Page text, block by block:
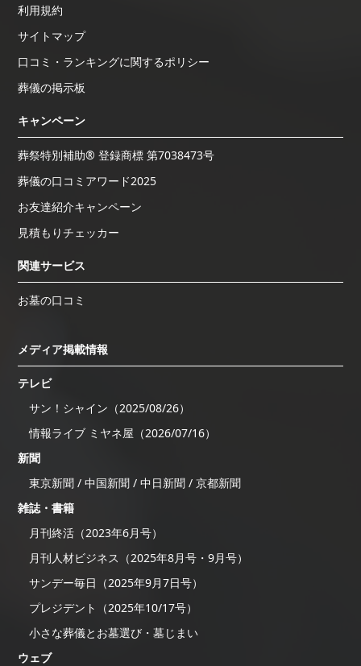
利用規約
サイトマップ
口コミ・ランキングに関するポリシー
葬儀の掲示板
キャンペーン
葬祭特別補助® 登録商標 第7038473号
葬儀の口コミアワード2025
お友達紹介キャンペーン
見積もりチェッカー
関連サービス
お墓の口コミ
メディア掲載情報
テレビ
サン！シャイン（2025/08/26）
情報ライブ ミヤネ屋（2026/07/16）
新聞
東京新聞 / 中国新聞 / 中日新聞 / 京都新聞
雑誌・書籍
月刊終活（2023年6月号）
月刊人材ビジネス（2025年8月号・9月号）
サンデー毎日（2025年9月7日号）
プレジデント（2025年10/17号）
小さな葬儀とお墓選び・墓じまい
ウェブ